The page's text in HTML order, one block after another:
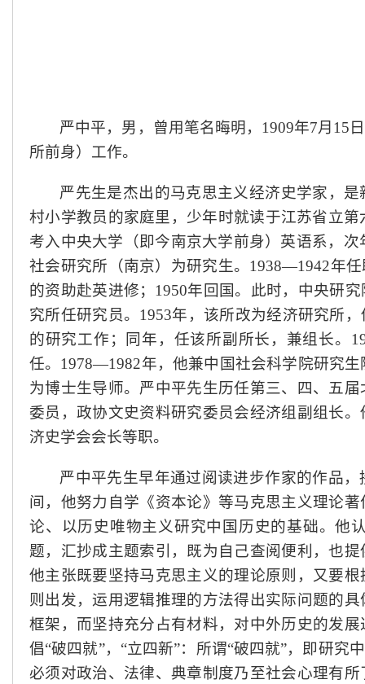
严中平，男，曾用笔名晦明，1909年7月15
所前身）工作。
严先生是杰出的马克思主义经济史学家，
村小学教员的家庭里，少年时就读于江苏省立
考入中央大学（即今南京大学前身）英语系，
社会研究所（南京）为研究生。1938—1942年
的资助赴英进修；1950年回国。此时，中央研
究所任研究员。1953年，该所改为经济研究所
的研究工作；同年，任该所副所长，兼组长。
任。1978—1982年，他兼中国社会科学院研究
为博士生导师。严中平先生历任第三、四、五
委员，政协文史资料研究委员会经济组副组长
济史学会会长等职。
严中平先生早年通过阅读进步作家的作品
间，他努力自学《资本论》等马克思主义理论
论、以历史唯物主义研究中国历史的基础。他
题，汇抄成主题索引，既为自己查阅便利，也
他主张既要坚持马克思主义的理论原则，又要
则出发，运用逻辑推理的方法得出实际问题的
框架，而坚持充分占有材料，对中外历史的发
倡“破四就”，“立四新”：所谓“破四就”，即研
必须对政治、法律、典章制度乃至社会心理有